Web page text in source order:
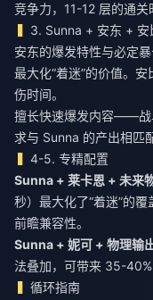
竞争力，11-12 层的通关
3. Sunna + 安东 + 安
安东的爆发特性与必定
最大化“着迷”的价值。
伤时间。
擅长快速爆发内容——战
求与 Sunna 的产出相匹
4-5. 专精配置
Sunna + 莱卡恩 + 未来
秒）最大化了“着迷”的
前瞻兼容性。
Sunna + 妮可 + 物理输出
法叠加，可带来 35-40%
循环指南